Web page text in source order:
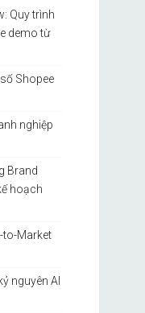
Quy trình
demo từ
Shopee
nghiệp
Brand
hoạch
to-Market
nguyên AI